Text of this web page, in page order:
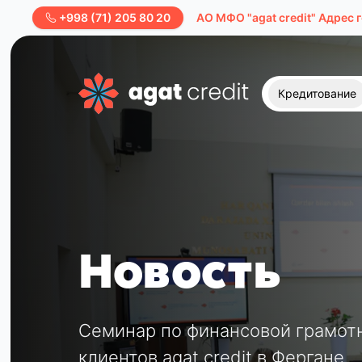
+998 (71) 205 80 20 AО МФО "agat credit" Адрес
Кредитование
Новость
Семинар по финансовой
клиентов agat credit в Фергане